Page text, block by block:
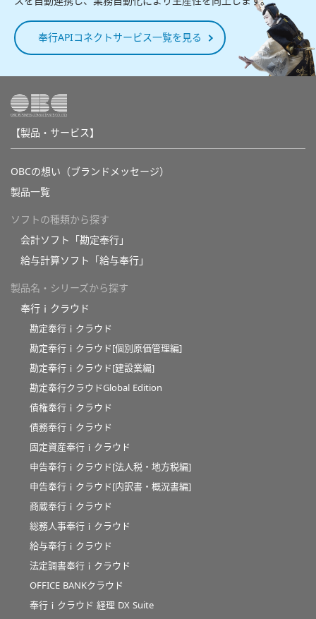
奉行APIコネクトサービス一覧を見る
【製品・サービス】
OBCの想い（ブランドメッセージ）
製品一覧
ソフトの種類から探す
会計ソフト「勘定奉行」
給与計算ソフト「給与奉行」
製品名・シリーズから探す
奉行ｉクラウド
勘定奉行ｉクラウド
勘定奉行ｉクラウド[個別原価管理編]
勘定奉行ｉクラウド[建設業編]
勘定奉行クラウドGlobal Edition
債権奉行ｉクラウド
債務奉行ｉクラウド
固定資産奉行ｉクラウド
申告奉行ｉクラウド[法人税・地方税編]
申告奉行ｉクラウド[内訳書・概況書編]
商蔵奉行ｉクラウド
総務人事奉行ｉクラウド
給与奉行ｉクラウド
法定調書奉行ｉクラウド
OFFICE BANKクラウド
奉行ｉクラウド 経理 DX Suite